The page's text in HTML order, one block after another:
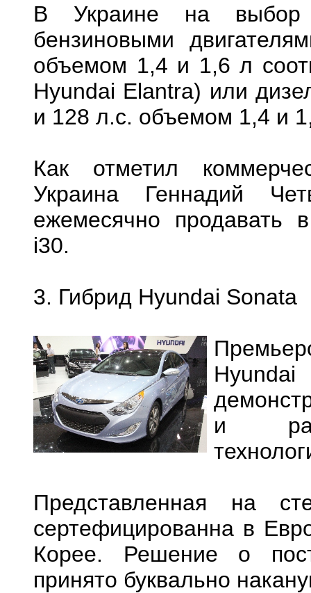
В Украине на выбор
бензиновыми
объемом 1,4 и 1,6 л
Hyundai Elantra) или
и 128 л.с. объемом 1,4 и
Как отметил
Украина Геннадий
ежемесячно продавать
i30.
3. Гибрид Hyundai Sonata
и
Представленная на
сертефицированна в
Корее. Решение о
принято буквально